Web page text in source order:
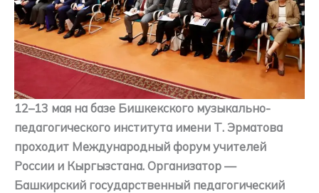
12–13 мая на базе Бишкекского музыкально-
педагогического института имени Т. Эрматова
проходит Международный форум учителей
России и Кыргызстана. Организатор —
Башкирский государственный педагогический